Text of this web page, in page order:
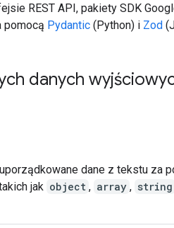
REST API, pakiety SDK
pomocą Pydantic (Python) i Zod
danych
dane z tekstu za
jak object , array , string